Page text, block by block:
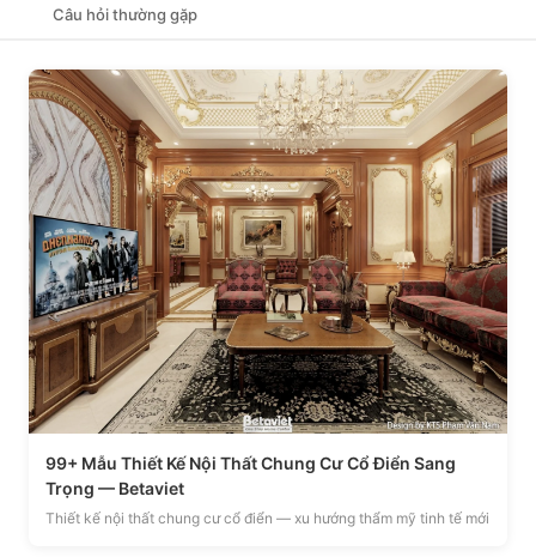
Câu hỏi thường gặp
99+ Mẫu Thiết Kế Nội Thất Chung Cư Cổ Điển Sang
Trọng — Betaviet
Thiết kế nội thất chung cư cổ điển — xu hướng thẩm mỹ tinh tế mới